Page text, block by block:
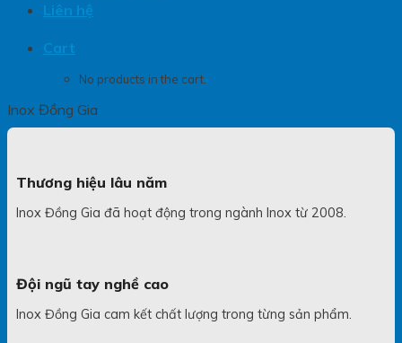
Liên hệ
Cart
No products in the cart.
Inox Đồng Gia
Thương hiệu lâu năm
Inox Đồng Gia đã hoạt động trong ngành Inox từ 2008.
Đội ngũ tay nghề cao
Inox Đồng Gia cam kết chất lượng trong từng sản phẩm.